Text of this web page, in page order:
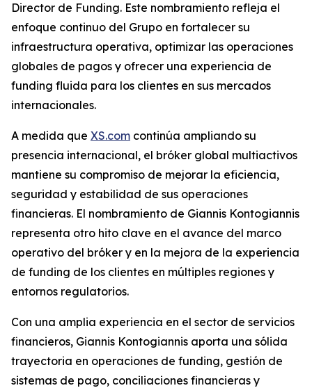
Director de Funding. Este nombramiento refleja el
enfoque continuo del Grupo en fortalecer su
infraestructura operativa, optimizar las operaciones
globales de pagos y ofrecer una experiencia de
funding fluida para los clientes en sus mercados
internacionales.
A medida que XS.com continúa ampliando su
presencia internacional, el bróker global multiactivos
mantiene su compromiso de mejorar la eficiencia,
seguridad y estabilidad de sus operaciones
financieras. El nombramiento de Giannis Kontogiannis
representa otro hito clave en el avance del marco
operativo del bróker y en la mejora de la experiencia
de funding de los clientes en múltiples regiones y
entornos regulatorios.
Con una amplia experiencia en el sector de servicios
financieros, Giannis Kontogiannis aporta una sólida
trayectoria en operaciones de funding, gestión de
sistemas de pago, conciliaciones financieras y